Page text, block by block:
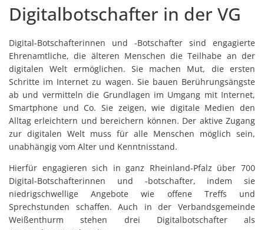
Digitalbotschafter
Digitalbotschafter in der VG
Digital-Botschafterinnen und -Botschafter sind engagierte
Ehrenamtliche, die älteren Menschen die Teilhabe an der
digitalen Welt ermöglichen. Sie machen Mut, die ersten
Schritte im Internet zu wagen. Sie bauen Berührungsängste
ab und vermitteln die Grundlagen im Umgang mit Internet,
Smartphone und Co. Sie zeigen, wie digitale Medien den
Alltag erleichtern und bereichern können. Der aktive Zugang
zur digitalen Welt muss für alle Menschen möglich sein,
unabhängig vom Alter und Kenntnisstand.
Hierfür engagieren sich in ganz Rheinland-Pfalz über 700
Digital-Botschafterinnen und -botschafter, indem sie
niedrigschwellige Angebote wie offene Treffs und
Sprechstunden schaffen. Auch in der Verbandsgemeinde
Weißenthurm stehen drei Digitalbotschafter als